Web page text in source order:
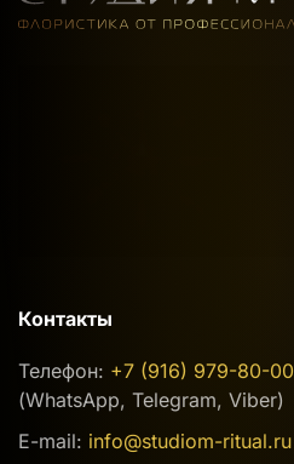
Контакты
Телефон: +7 (916) 979-80-00
(WhatsApp, Telegram, Viber)
E-mail: info@studiom-ritual.ru